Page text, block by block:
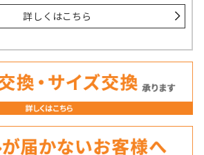
詳しくはこちら